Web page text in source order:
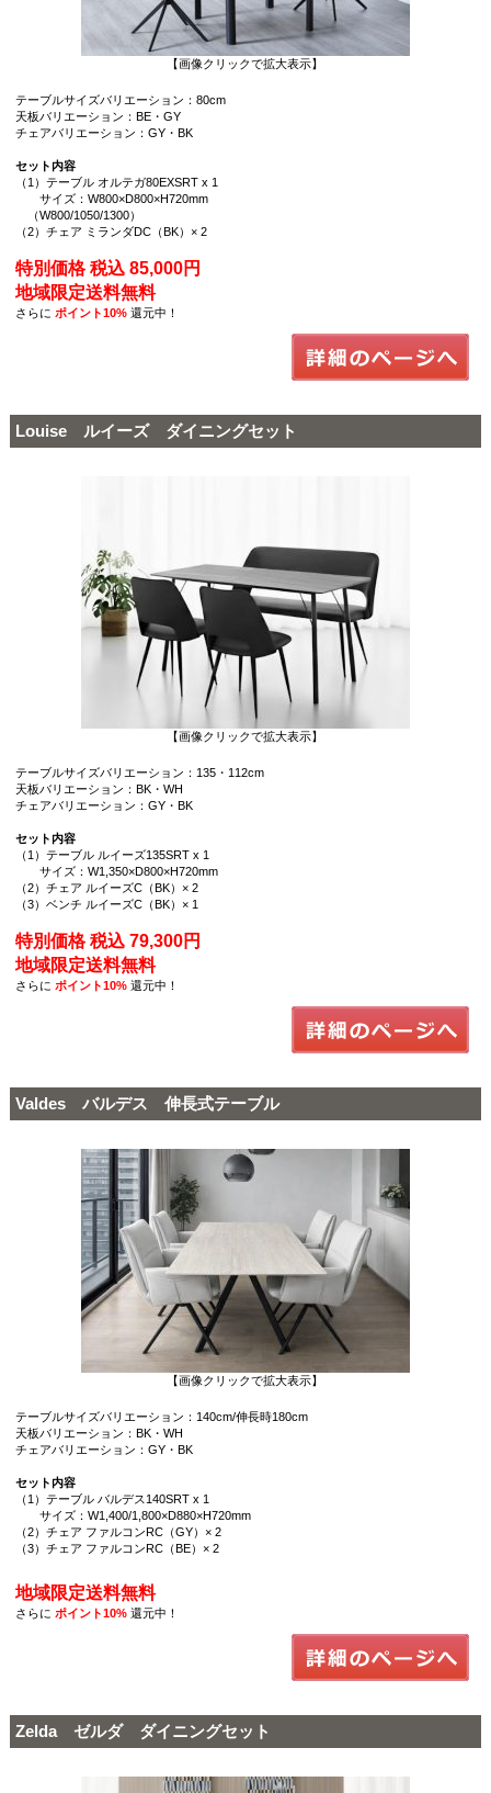
【画像クリックで拡大表示】
テーブルサイズバリエーション：80cm
天板バリエーション：BE・GY
チェアバリエーション：GY・BK
セット内容
（1）テーブル オルテガ80EXSRT x 1
サイズ：W800×D800×H720mm
（W800/1050/1300）
（2）チェア ミランダDC（BK）× 2
特別価格 税込 85,000円
地域限定送料無料
さらに ポイント10%還元中！
Louise ルイーズ ダイニングセット
【画像クリックで拡大表示】
テーブルサイズバリエーション：135・112cm
天板バリエーション：BK・WH
チェアバリエーション：GY・BK
セット内容
（1）テーブル ルイーズ135SRT x 1
サイズ：W1,350×D800×H720mm
（2）チェア ルイーズC（BK）× 2
（3）ベンチ ルイーズC（BK）× 1
特別価格 税込 79,300円
地域限定送料無料
さらに ポイント10%還元中！
Valdes バルデス 伸長式テーブル
【画像クリックで拡大表示】
テーブルサイズバリエーション：140cm/伸長時180cm
天板バリエーション：BK・WH
チェアバリエーション：GY・BK
セット内容
（1）テーブル バルデス140SRT x 1
サイズ：W1,400/1,800×D880×H720mm
（2）チェア ファルコンRC（GY）× 2
（3）チェア ファルコンRC（BE）× 2
地域限定送料無料
さらに ポイント10%還元中！
Zelda ゼルダ ダイニングセット